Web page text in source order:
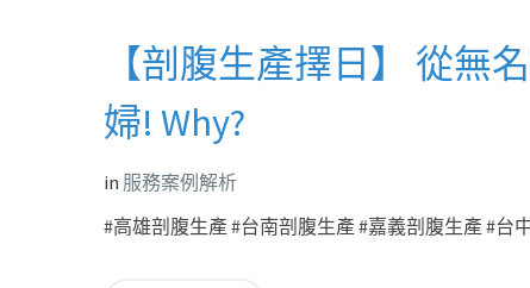
【剖腹生產擇日】 從無
婦! Why?
in 服務案例解析
#高雄剖腹生產 #台南剖腹生產 #嘉義剖腹生產 #